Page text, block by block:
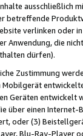
ausschließlich
betreffende
verlinken oder
Anwendung, die
dürfen).
Zustimmung
Geräten
über einen
oder (3)
Blu-Ray-Player